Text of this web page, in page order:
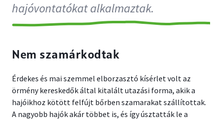
hajóvontatókat alkalmaztak.
Nem szamárkodtak
Érdekes és mai szemmel elborzasztó kísérlet volt az
örmény kereskedők által kitalált utazási forma, akik a
hajóikhoz kötött felfújt bőrben szamarakat szállítottak.
A nagyobb hajók akár többet is, és így úsztatták le a